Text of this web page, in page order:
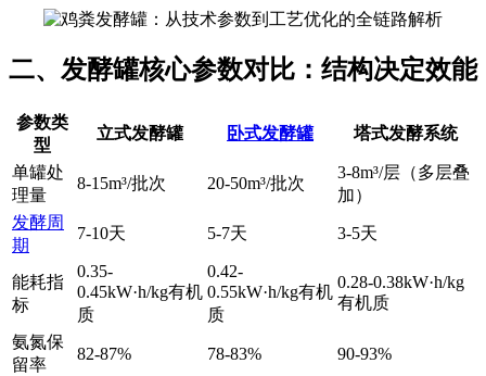
二、发酵罐核心参数对比：结构决定效能
参数类
型
立式发酵罐 卧式发酵罐 塔式发酵系统
单罐处
理量
8-15m³/批次 20-50m³/批次
3-8m³/层（多层叠
加）
发酵周
期
7-10天 5-7天 3-5天
能耗指
标
0.35-
0.45kW·h/kg有机
质
0.42-
0.55kW·h/kg有机
质
0.28-0.38kW·h/kg
有机质
氨氮保
留率
82-87% 78-83% 90-93%